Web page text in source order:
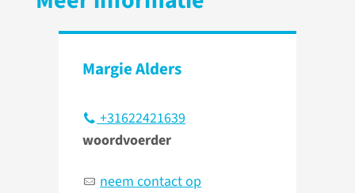
Margie Alders
+31622421639
woordvoerder
neem contact op